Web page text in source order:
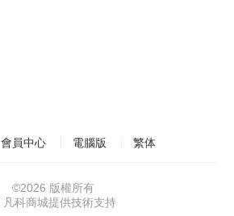
會員中心 電腦版 繁体
©2026 版權所有
凡科商城提供技術支持